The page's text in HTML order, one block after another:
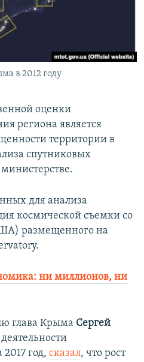
в 2012 году
оценки
региона является
территории в
спутниковых
для анализа
космической съемки со
размещенного на
ни миллионов, ни
глава Крыма Сергей
год, сказал, что рост